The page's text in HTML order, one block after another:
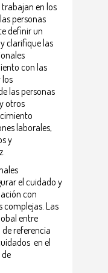
en los
personas
definir un
clarifique las
con las
los
las personas
otros
laborales,
y
el cuidado y
con
complejas. Las
entre
referencia
en el